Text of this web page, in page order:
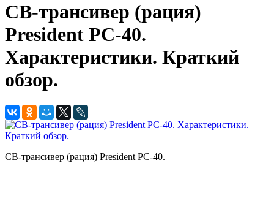
CB-трансивер (рация)
President PC-40.
Характеристики. Краткий
обзор.
CB-трансивер (рация) President PC-40.